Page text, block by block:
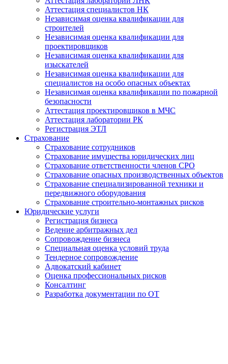
Аттестация специалистов НК
Независимая оценка квалификации для
строителей
Независимая оценка квалификации для
проектировщиков
Независимая оценка квалификации для
изыскателей
Независимая оценка квалификации для
специалистов на особо опасных объектах
Независимая оценка квалификации по пожарной
безопасности
Аттестация проектировщиков в МЧС
Аттестация лаборатории РК
Регистрация ЭТЛ
Страхование
Страхование сотрудников
Страхование имущества юридических лиц
Страхование ответственности членов СРО
Страхование опасных производственных объектов
Страхование специализированной техники и
передвижного оборудования
Страхование строительно-монтажных рисков
Юридические услуги
Регистрация бизнеса
Ведение арбитражных дел
Сопровождение бизнеса
Специальная оценка условий труда
Тендерное сопровождение
Адвокатский кабинет
Оценка профессиональных рисков
Консалтинг
Разработка документации по ОТ